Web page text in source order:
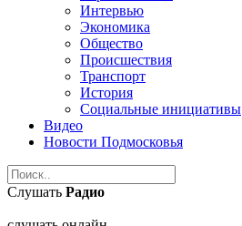
Интервью
Экономика
Общество
Происшествия
Транспорт
История
Социальные инициативы
Видео
Новости Подмосковья
Слушать Радио